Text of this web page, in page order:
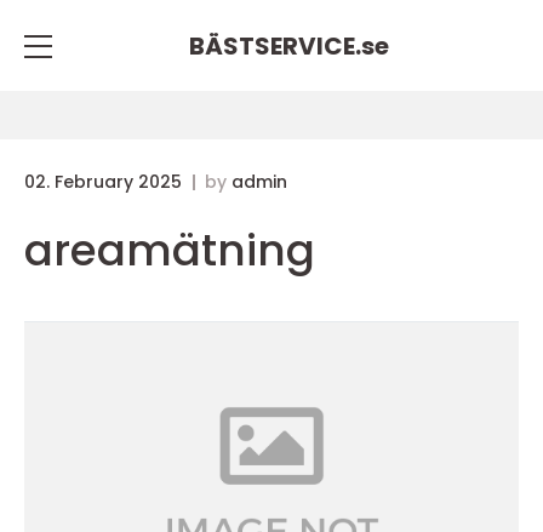
BÄSTSERVICE.se
02. February 2025 by admin
areamätning